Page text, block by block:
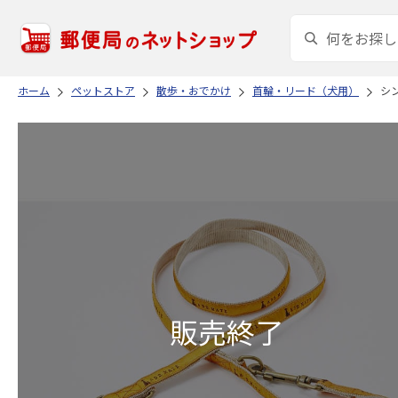
ホーム ペットストア 散歩・おでかけ 首輪・リード（犬用） シ